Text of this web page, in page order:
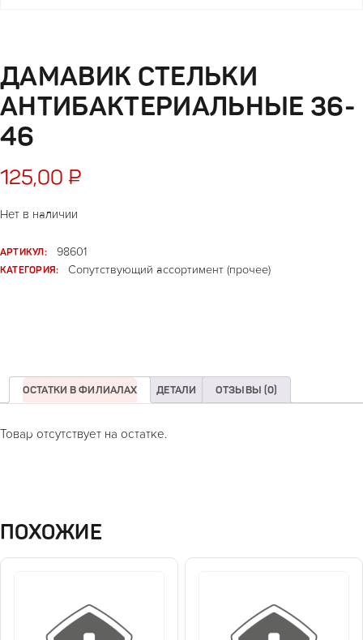
ДАМАВИК СТЕЛЬКИ
АНТИБАКТЕРИАЛЬНЫЕ 36-
46
125,00 ₽
Нет в наличии
АРТИКУЛ:
98601
КАТЕГОРИЯ:
Сопутствующий ассортимент (прочее)
ОСТАТКИ В ФИЛИАЛАХ ДЕТАЛИ ОТЗЫВЫ (0)
Товар отсутствует на остатке.
ПОХОЖИЕ